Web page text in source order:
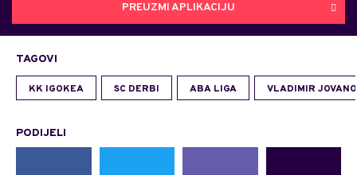
PREUZMI APLIKACIJU
TAGOVI
KK IGOKEA SC DERBI ABA LIGA VLADIMIR
PODIJELI